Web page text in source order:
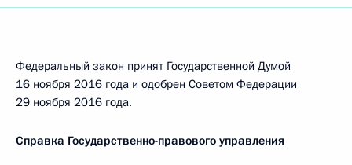
Федеральный закон принят Государственной Думой
16 ноября 2016 года и одобрен Советом Федерации
29 ноября 2016 года.
Справка Государственно-правового управления